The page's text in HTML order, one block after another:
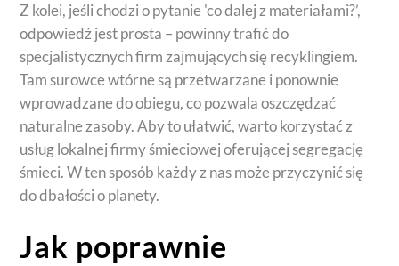
Z kolei, jeśli chodzi o pytanie 'co dalej z materiałami?’,
odpowiedź jest prosta – powinny trafić do
specjalistycznych firm zajmujących się recyklingiem.
Tam surowce wtórne są przetwarzane i ponownie
wprowadzane do obiegu, co pozwala oszczędzać
naturalne zasoby. Aby to ułatwić, warto korzystać z
usług lokalnej firmy śmieciowej oferującej segregację
śmieci. W ten sposób każdy z nas może przyczynić się
do dbałości o planety.
Jak poprawnie